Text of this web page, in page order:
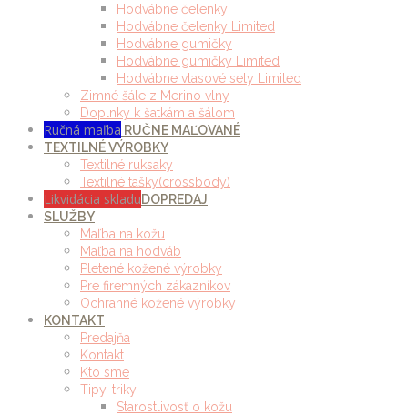
Hodvábne čelenky
Hodvábne čelenky Limited
Hodvábne gumičky
Hodvábne gumičky Limited
Hodvábne vlasové sety Limited
Zimné šále z Merino vlny
Doplnky k šatkám a šálom
Ručná maľba RUČNE MAĽOVANÉ
TEXTILNÉ VÝROBKY
Textilné ruksaky
Textilné tašky(crossbody)
Likvidácia skladuDOPREDAJ
SLUŽBY
Maľba na kožu
Maľba na hodváb
Pletené kožené výrobky
Pre firemných zákazníkov
Ochranné kožené výrobky
KONTAKT
Predajňa
Kontakt
Kto sme
Tipy, triky
Starostlivosť o kožu